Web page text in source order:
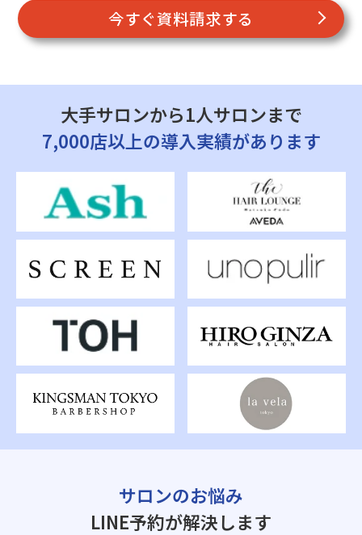
今すぐ資料請求する
大手サロンから1人サロンまで
7,000店以上の導入実績があります
サロンのお悩み
LINE予約が解決します